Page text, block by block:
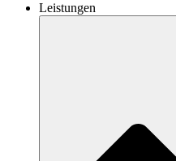
Leistungen